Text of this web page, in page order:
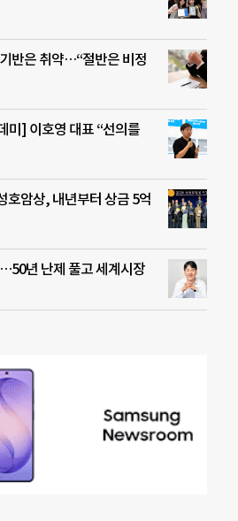
반은 취약…“절반은 비정
미] 이호영 대표 “선의를
호암상, 내년부터 상금 5억
년 난제 풀고 세계시장